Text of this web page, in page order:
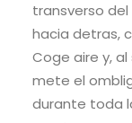
transverso
hacia detras,
Coge aire y,
mete el
durante toda